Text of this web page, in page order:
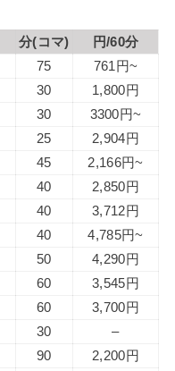
分(コマ)
円/60分
75
761円~
30
1,800円
30
3300円~
25
2,904円
45
2,166円~
40
2,850円
40
3,712円
40
4,785円~
50
4,290円
60
3,545円
60
3,700円
30
–
90
2,200円